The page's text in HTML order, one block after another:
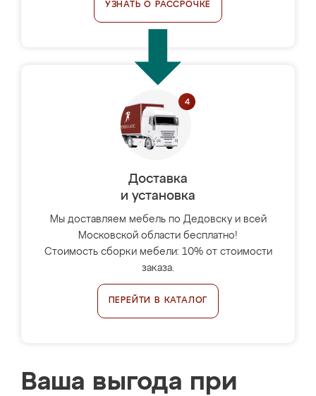
УЗНАТЬ О РАССРОЧКЕ
Доставка
и установка
Мы доставляем мебель по Дедовску и всей
Московской области бесплатно!
Стоимость сборки мебели: 10% от стоимости
заказа.
ПЕРЕЙТИ В КАТАЛОГ
Ваша выгода при